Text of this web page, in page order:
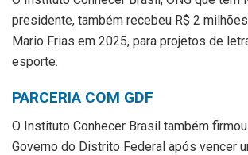
presidente, também recebeu R$ 2
Mario Frias em 2025, para projetos de
esporte.
PARCERIA COM GDF
O Instituto Conhecer Brasil também
Governo do Distrito Federal após vencer